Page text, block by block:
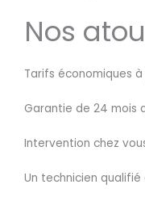
Nos
Tarifs économiques
Garantie de 24 mois
Intervention chez
Un technicien